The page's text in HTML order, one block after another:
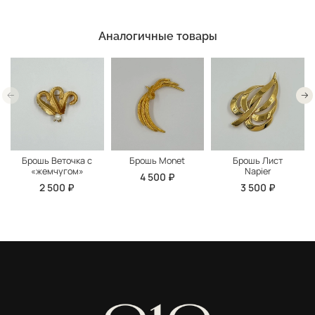
Аналогичные товары
Брошь Веточка с
«жемчугом»
2 500 ₽
Брошь Monet
4 500 ₽
Брошь Лист
Napier
3 500 ₽